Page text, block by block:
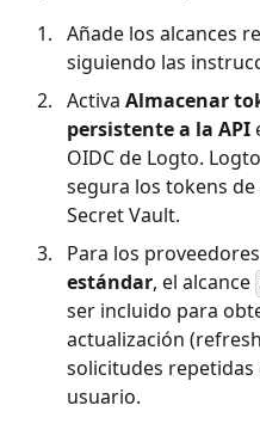
Añade los alcances
siguiendo las
Activa Almacenar
persistente a la API
OIDC de Logto.
segura los tokens de
Secret Vault.
Para los
estándar, el alcance
ser incluido para
actualización
solicitudes
usuario.